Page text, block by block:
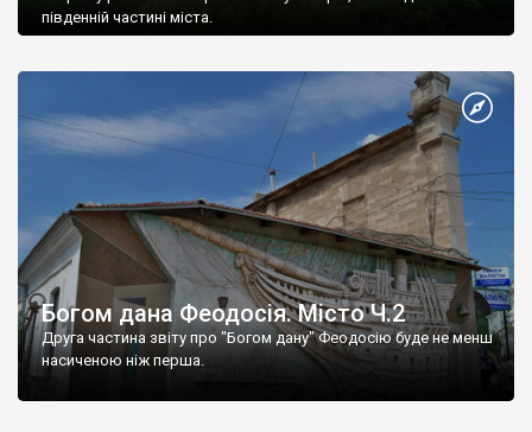
південній частині міста.
Богом дана Феодосія. Місто Ч.2
Друга частина звіту про "Богом дану" Феодосію буде не менш
насиченою ніж перша.